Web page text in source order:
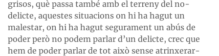
grisos, què passa també amb el terreny del no-
delicte, aquestes situacions on hi ha hagut un
malestar, on hi ha hagut segurament un abús de
poder però no podem parlar d’un delicte, crec que
hem de poder parlar de tot això sense atrinxerar-